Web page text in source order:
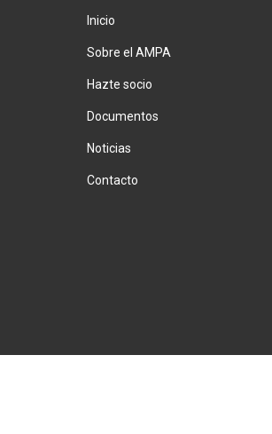
Inicio
Sobre el AMPA
Hazte socio
Documentos
Noticias
Contacto